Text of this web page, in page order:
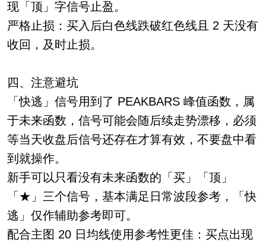
现「顶」字信号止盈。
严格止损：买入后白色线跌破红色线且 2 天没有
收回，及时止损。
四、注意避坑
「快逃」信号用到了 PEAKBARS 峰值函数，属
于未来函数，信号可能会随后续走势漂移，必须
等当天收盘后信号还存在才算有效，不要盘中看
到就操作。
新手可以只看没有未来函数的「买」「顶」
「★」三个信号，基本满足日常波段参考，「快
逃」仅作辅助参考即可。
配合主图 20 日均线使用参考性更佳：买点出现